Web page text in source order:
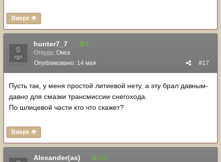
Вверх
hunter7_7 5
Откуда: Омск
#17
Опубликовано: 14 мая
Пусть так, у меня простой литиевой нету, а эту брал давным-
давно для смазки трансмиссии снегохода.
По шлицевой части кто что скажет?
Вверх
Alexander(as) 110